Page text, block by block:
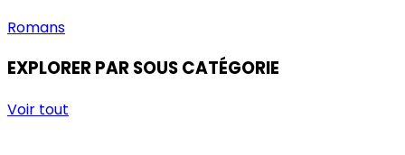
Romans
EXPLORER PAR SOUS CATÉGORIE
Voir tout